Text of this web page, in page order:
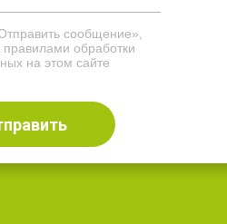
сообщение»,
обработки
на этом сайте